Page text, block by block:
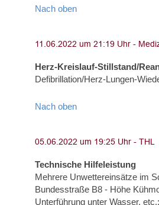
Nach oben
Herz-Kreislauf-Stillstand/
Defibrillation/Herz-Lungen-
Nach oben
Technische Hilfeleistung
Mehrere Unwettereinsätze im
Bundesstraße B8 - Höhe
Unterführung unter Wasser,